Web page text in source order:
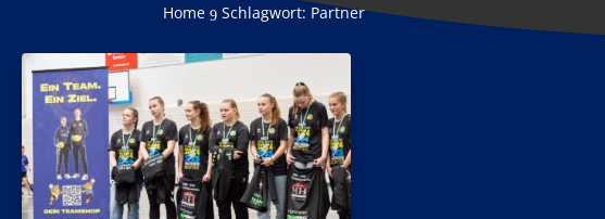
Home 9 Schlagwort: Partner